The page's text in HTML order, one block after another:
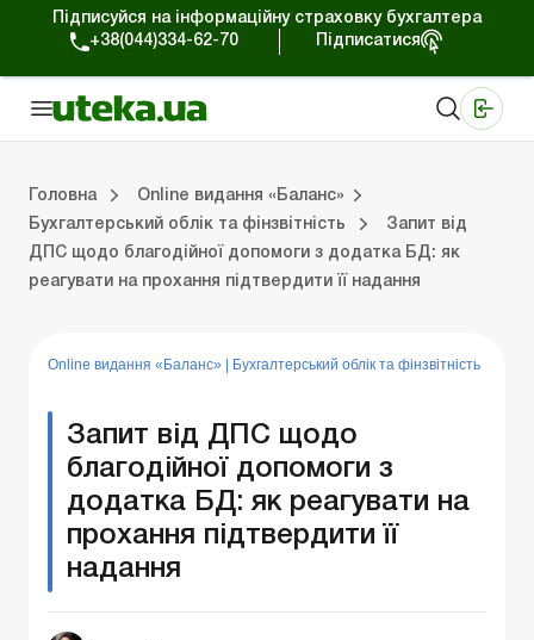
Підписуйся на інформаційну страховку бухгалтера
+38(044)334-62-70
Підписатися
Головна
Online видання «Баланс»
Бухгалтерський облік та фінзвітність
Запит від
ДПС щодо благодійної допомоги з додатка БД: як
реагувати на прохання підтвердити її надання
Online видання «Баланс» Бухгалтерський облік та фінзвітність
Запит від ДПС щодо
благодійної допомоги з
додатка БД: як реагувати на
прохання підтвердити її
надання